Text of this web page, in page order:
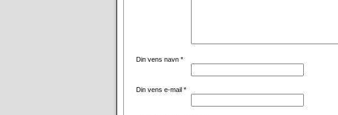
Din vens navn *
Din vens e-mail *